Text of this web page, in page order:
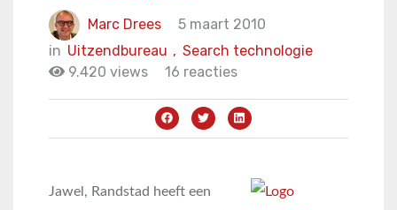
Marc Drees
5 maart 2010
in
Search technologie
Uitzendbureau ,
9.420 views
16 reacties
Jawel, Randstad heeft een